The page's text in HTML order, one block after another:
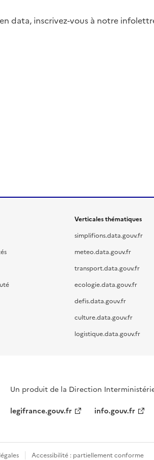
data, inscrivez-vous à notre
Verticales thématiques
simplifions.data.gouv.fr
meteo.data.gouv.fr
transport.data.gouv.fr
ecologie.data.gouv.fr
defis.data.gouv.fr
culture.data.gouv.fr
logistique.data.gouv.fr
Un produit de la Direction
legifrance.gouv.fr
info.gouv.fr
Accessibilité : partiellement conforme